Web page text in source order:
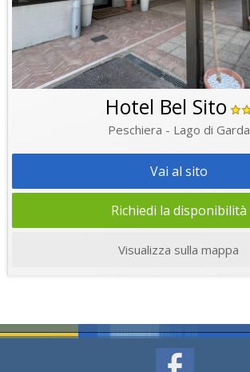
Hotel Bel Sito
Peschiera - Lago di Garda
Vai al sito
Richiedi la disponibilità
Visualizza sulla mappa